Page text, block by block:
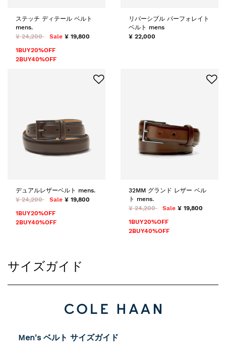
ステッチ ディテール ベルト
mens.
¥ 24,200
Sale ¥ 19,800
1BUY20%OFF
2BUY40%OFF
リバーシブル パーフォレイト
ベルト mens
¥ 22,000
デュアルレザーベルト mens.
¥ 24,200
Sale ¥ 19,800
1BUY20%OFF
2BUY40%OFF
32MM グランド レザー ベル
ト mens.
¥ 24,200
Sale ¥ 19,800
1BUY20%OFF
2BUY40%OFF
サイズガイド
Men's ベルト サイズガイド